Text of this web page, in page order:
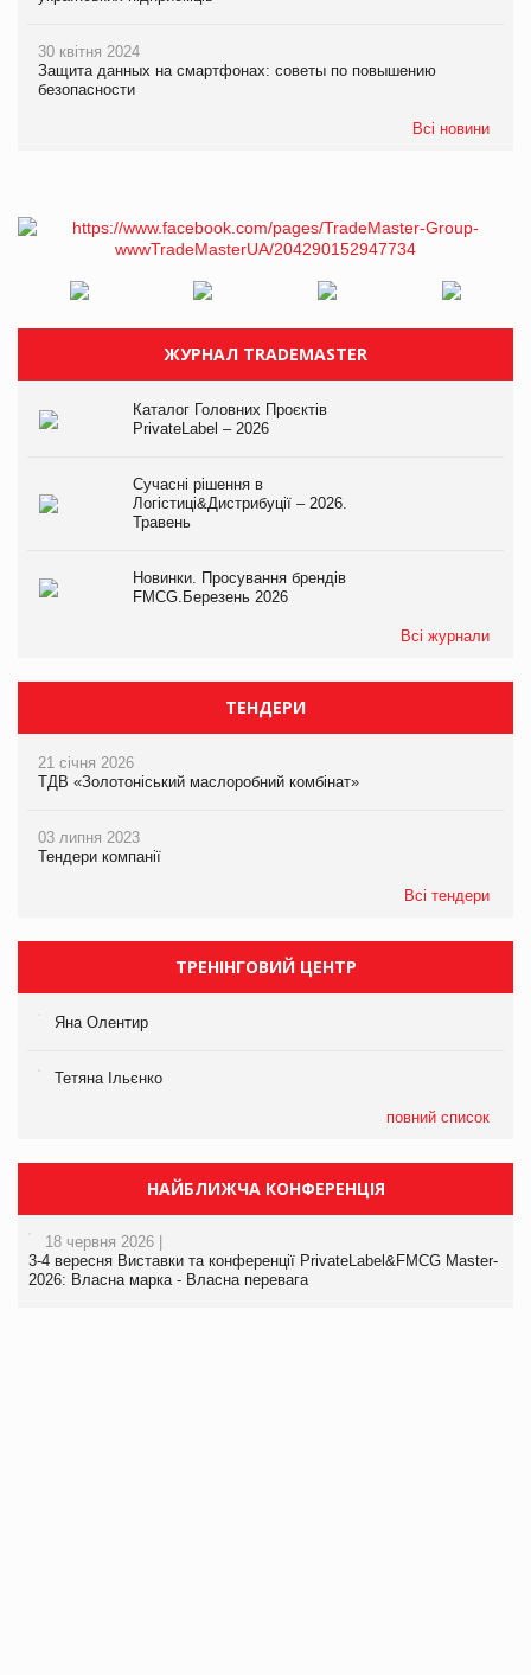
30 квітня 2024
Защита данных на смартфонах: советы по повышению
безопасности
Всі новини
ЖУРНАЛ TRADEMASTER
Каталог Головних Проєктів
PrivateLabel – 2026
Сучасні рішення в
Логістиці&Дистрибуції – 2026.
Травень
Новинки. Просування брендів
FMCG.Березень 2026
Всі журнали
ТЕНДЕРИ
21 січня 2026
ТДВ «Золотоніський маслоробний комбінат»
03 липня 2023
Тендери компанії
Всі тендери
ТРЕНІНГОВИЙ ЦЕНТР
Яна Олентир
Тетяна Ільєнко
повний список
НАЙБЛИЖЧА КОНФЕРЕНЦІЯ
18 червня 2026 |
3-4 вересня Виставки та конференції PrivateLabel&FMCG Master-
2026: Власна марка - Власна перевага